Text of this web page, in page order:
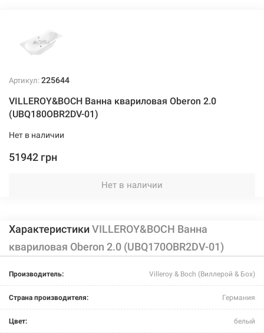
Артикул: 225644
VILLEROY&BOCH Ванна квариловая Oberon 2.0
(UBQ180OBR2DV-01)
Нет в наличии
51942 грн
Нет в наличии
ХарактеристикиVILLEROY&BOCH Ванна
квариловая Oberon 2.0 (UBQ170OBR2DV-01)
Производитель: Villeroy & Boch (Виллерой & Бох)
Страна производителя: Германия
Цвет: белый